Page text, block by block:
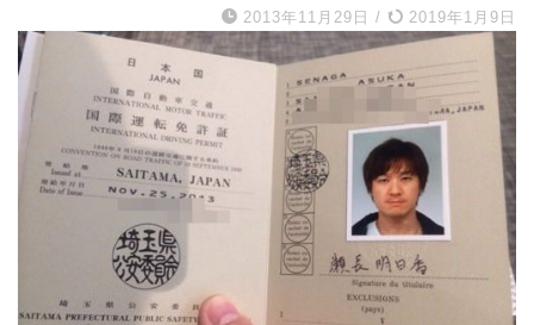
2013年11月29日 / 2019年1月9日